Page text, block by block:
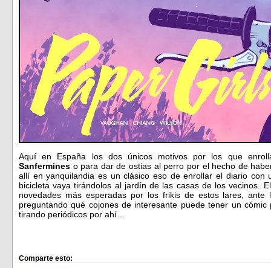
Aquí en España los dos únicos motivos por los que
Sanfermines o para dar de ostias al perro por el hecho de
allí en yanquilandia es un clásico eso de enrollar el diario con
bicicleta vaya tirándolos al jardín de las casas de los vecinos.
novedades más esperadas por los frikis de estos lares,
preguntando qué cojones de interesante puede tener un
tirando periódicos por ahí…
Comparte esto: